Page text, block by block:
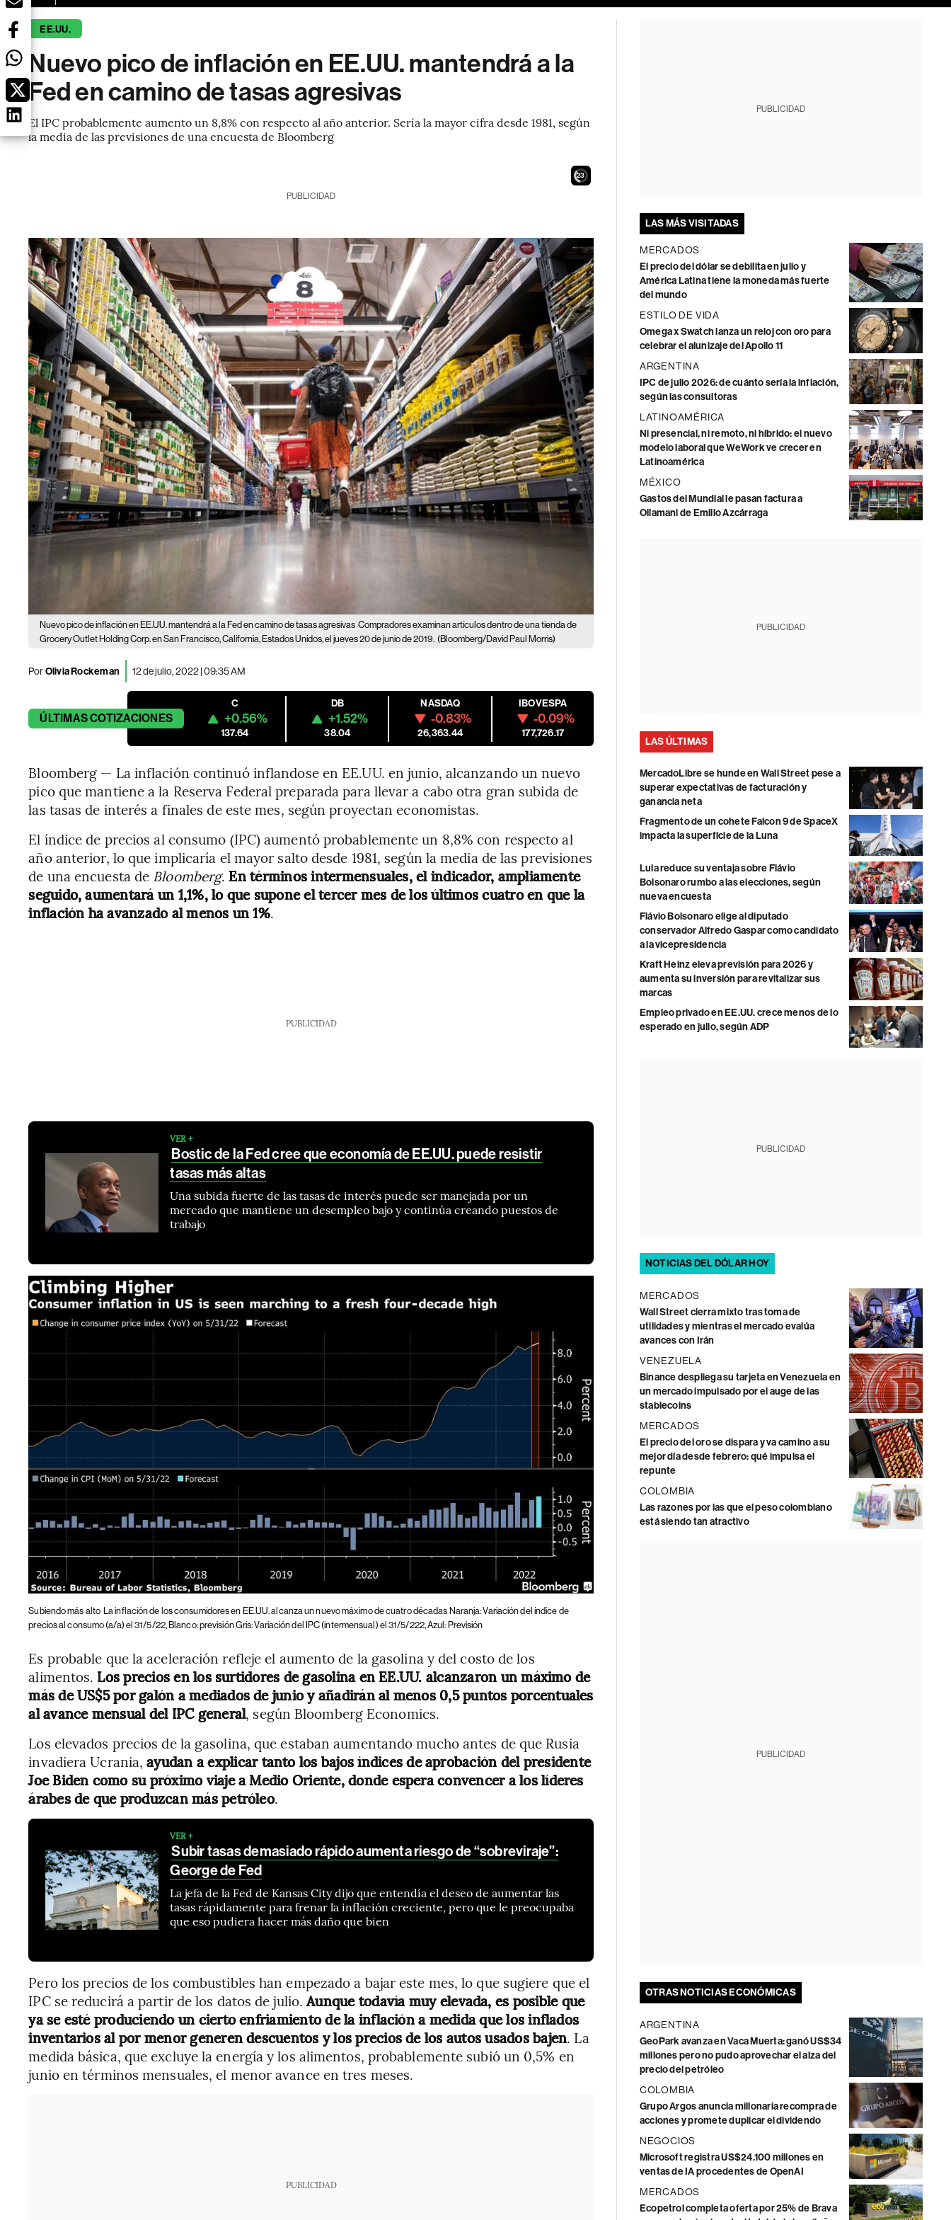
EE.UU.
Nuevo pico de inflación en EE.UU. mantendrá a la
Fed en camino de tasas agresivas
El IPC probablemente aumento un 8,8% con respecto al año anterior. Sería la mayor cifra desde 1981, según
la media de las previsiones de una encuesta de Bloomberg
21
PUBLICIDAD
Nuevo pico de inflación en EE.UU. mantendrá a la Fed en camino de tasas agresivas Compradores examinan artículos dentro de una tienda de
Grocery Outlet Holding Corp. en San Francisco, California, Estados Unidos, el jueves 20 de junio de 2019. (Bloomberg/David Paul Morris)
PorOlivia Rockeman 12 de julio, 2022 | 09:35 AM
ÚLTIMASCOTIZACIONES
C
+0.56%
137.64
DB
+1.52%
38.04
NASDAQ
-0.83%
26,363.44
IBOVESPA
-0.09%
177,726.17
Bloomberg — La inflación continuó inflandose en EE.UU. en junio, alcanzando un nuevo
pico que mantiene a la Reserva Federal preparada para llevar a cabo otra gran subida de
las tasas de interés a finales de este mes, según proyectan economistas.
El índice de precios al consumo (IPC) aumentó probablemente un 8,8% con respecto al
año anterior, lo que implicaría el mayor salto desde 1981, según la media de las previsiones
de una encuesta de Bloomberg. En términos intermensuales, el indicador, ampliamente
seguido, aumentará un 1,1%, lo que supone el tercer mes de los últimos cuatro en que la
inflación ha avanzado al menos un 1%.
PUBLICIDAD
VER +
Bostic de la Fed cree que economía de EE.UU. puede resistir
tasas más altas
Una subida fuerte de las tasas de interés puede ser manejada por un
mercado que mantiene un desempleo bajo y continúa creando puestos de
trabajo
Subiendo más alto
La inflación de los consumidores en EE.UU. alcanza un nuevo máximo de cuatro décadas Naranja: Variación del índice de
precios al consumo (a/a) el 31/5/22, Blanco: previsión Gris: Variación del IPC (intermensual) el 31/5/222, Azul: Previsión
Es probable que la aceleración refleje el aumento de la gasolina y del costo de los
alimentos. Los precios en los surtidores de gasolina en EE.UU. alcanzaron un máximo de
más de US$5 por galón a mediados de junio y añadirán al menos 0,5 puntos porcentuales
al avance mensual del IPC general, según Bloomberg Economics.
Los elevados precios de la gasolina, que estaban aumentando mucho antes de que Rusia
invadiera Ucrania,ayudan a explicar tanto los bajos índices de aprobación del presidente
Joe Biden como su próximo viaje a Medio Oriente, donde espera convencer a los líderes
árabes de que produzcan más petróleo.
VER +
Subir tasas demasiado rápido aumenta riesgo de “sobreviraje”:
George de Fed
La jefa de la Fed de Kansas City dijo que entendía el deseo de aumentar las
tasas rápidamente para frenar la inflación creciente, pero que le preocupaba
que eso pudiera hacer más daño que bien
Pero los precios de los combustibles han empezado a bajar este mes, lo que sugiere que el
IPC se reducirá a partir de los datos de julio.Aunque todavía muy elevada, es posible que
ya se esté produciendo un cierto enfriamiento de la inflación a medida que los inflados
inventarios al por menor generen descuentos y los precios de los autos usados bajen. La
medida básica, que excluye la energía y los alimentos, probablemente subió un 0,5% en
junio en términos mensuales, el menor avance en tres meses.
PUBLICIDAD
PUBLICIDAD
LAS MÁS VISITADAS
MERCADOS
El precio del dólar se debilita en julio y
América Latina tiene la moneda más fuerte
del mundo
ESTILO DE VIDA
Omega x Swatch lanza un reloj con oro para
celebrar el alunizaje del Apollo 11
ARGENTINA
IPC de julio 2026: de cuánto sería la inflación,
según las consultoras
LATINOAMÉRICA
Ni presencial, ni remoto, ni híbrido: el nuevo
modelo laboral que WeWork ve crecer en
Latinoamérica
MÉXICO
Gastos del Mundial le pasan factura a
Ollamani de Emilio Azcárraga
PUBLICIDAD
LAS ÚLTIMAS
MercadoLibre se hunde en Wall Street pese a
superar expectativas de facturación y
ganancia neta
Fragmento de un cohete Falcon 9 de SpaceX
impacta la superficie de la Luna
Lula reduce su ventaja sobre Flávio
Bolsonaro rumbo a las elecciones, según
nueva encuesta
Flávio Bolsonaro elige al diputado
conservador Alfredo Gaspar como candidato
a la vicepresidencia
Kraft Heinz eleva previsión para 2026 y
aumenta su inversión para revitalizar sus
marcas
Empleo privado en EE.UU. crece menos de lo
esperado en julio, según ADP
PUBLICIDAD
NOTICIAS DEL DÓLAR HOY
MERCADOS
Wall Street cierra mixto tras toma de
utilidades y mientras el mercado evalúa
avances con Irán
VENEZUELA
Binance despliega su tarjeta en Venezuela en
un mercado impulsado por el auge de las
stablecoins
MERCADOS
El precio del oro se dispara y va camino a su
mejor día desde febrero: qué impulsa el
repunte
COLOMBIA
Las razones por las que el peso colombiano
está siendo tan atractivo
PUBLICIDAD
OTRAS NOTICIAS ECONÓMICAS
ARGENTINA
GeoPark avanza en Vaca Muerta: ganó US$34
millones pero no pudo aprovechar el alza del
precio del petróleo
COLOMBIA
Grupo Argos anuncia millonaria recompra de
acciones y promete duplicar el dividendo
NEGOCIOS
Microsoft registra US$24.100 millones en
ventas de IA procedentes de OpenAI
MERCADOS
Ecopetrol completa oferta por 25% de Brava